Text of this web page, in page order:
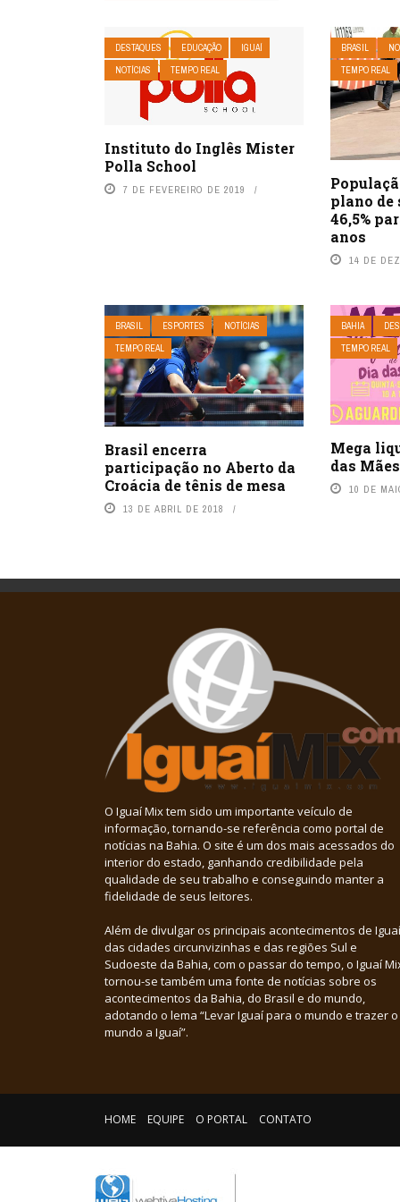
DESTAQUES EDUCAÇÃO
IGUAÍ
NOTÍCIAS
TEMPO REAL
Instituto do Inglês Mister
Polla School
7 DE FEVEREIRO DE 2019
BRASIL
TEMPO REAL
plano de
46,5%
anos
14 DE
BRASIL ESPORTES
NOTÍCIAS
TEMPO REAL
Brasil encerra
participação no Aberto da
Croácia de tênis de mesa
13 DE ABRIL DE 2018
BAHIA
TEMPO REAL
Mega
das
10 DE
O Iguaí Mix tem sido um importante veículo de
informação, tornando-se referência como portal de
notícias na Bahia. O site é um dos mais acessados do
interior do estado, ganhando credibilidade pela
qualidade de seu trabalho e conseguindo manter a
fidelidade de seus leitores.
Além de divulgar os principais acontecimentos de
das cidades circunvizinhas e das regiões Sul e
Sudoeste da Bahia, com o passar do tempo, o Iguaí
tornou-se também uma fonte de notícias sobre os
acontecimentos da Bahia, do Brasil e do mundo,
adotando o lema “Levar Iguaí para o mundo e trazer o
mundo a Iguaí”.
HOME EQUIPE O PORTAL CONTATO